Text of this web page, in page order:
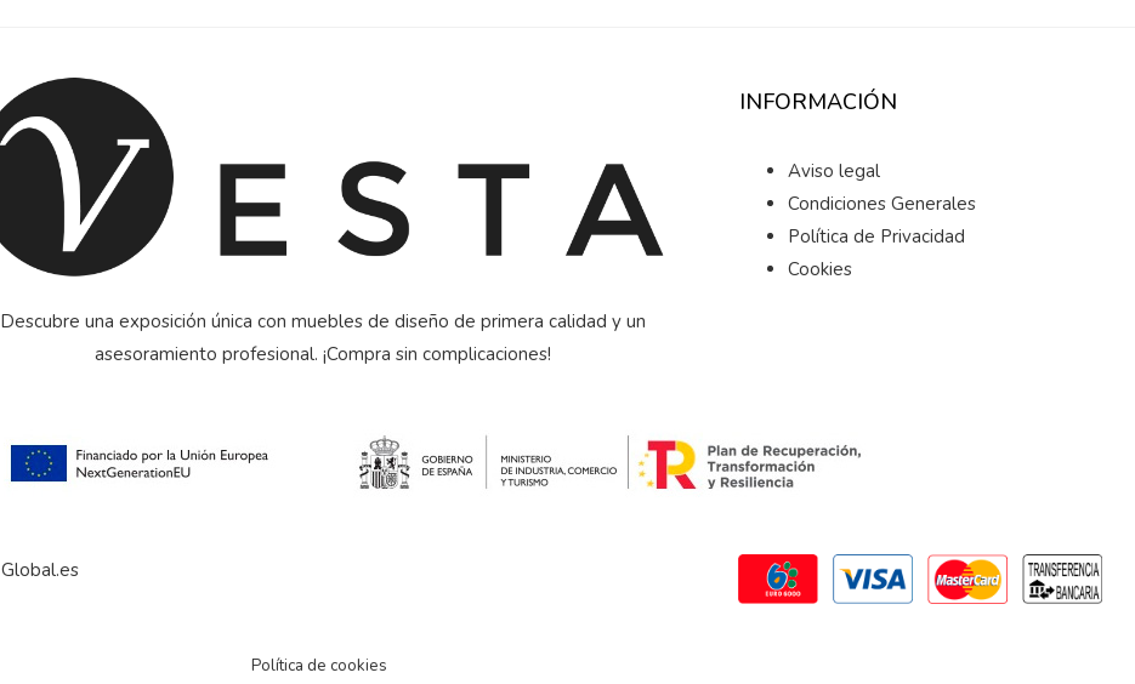
Descubre una exposición única con muebles de diseño de primera calidad y un
asesoramiento profesional. ¡Compra sin complicaciones!
INFORMACIÓN
Aviso legal
Condiciones Generales
Política de Privacidad
Cookies
Global.es
Política de cookies